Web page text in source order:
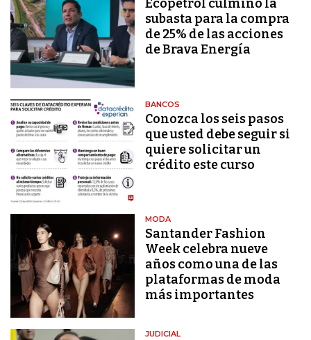
Ecopetrol culminó la
subasta para la compra
de 25% de las acciones
de Brava Energía
BANCOS
Conozca los seis pasos
que usted debe seguir si
quiere solicitar un
crédito este curso
MODA
Santander Fashion
Week celebra nueve
años como una de las
plataformas de moda
más importantes
JUDICIAL